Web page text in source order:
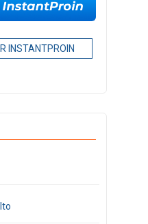
INSTANTPROIN